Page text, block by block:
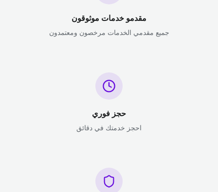
مقدمو خدمات موثوقون
جميع مقدمي الخدمات مرخصون ومعتمدون
حجز فوري
احجز خدمتك في دقائق